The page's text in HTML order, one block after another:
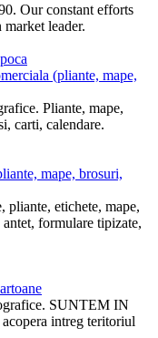
Our constant efforts
leader.
(pliante, mape,
Pliante, mape,
carti, calendare.
mape, brosuri,
pliante, etichete, mape,
formulare tipizate,
SUNTEM IN
intreg teritoriul